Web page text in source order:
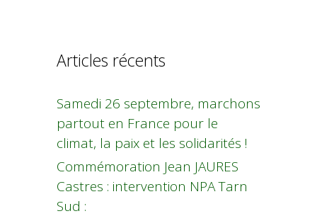
Articles récents
Samedi 26 septembre, marchons
partout en France pour le
climat, la paix et les solidarités !
Commémoration Jean JAURES
Castres : intervention NPA Tarn
Sud :